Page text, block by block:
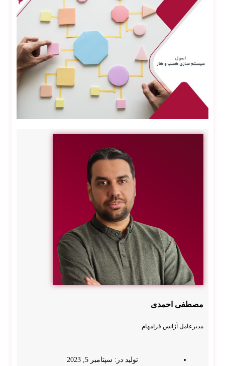
خدما
ت
سئو
تکنیک
ال
خدما
ت
سئو
خارج
ی
سئو
سای
ت
پزش
کی و
کلینی
ک
سئو
ت
شگا
مصطفی احمدی
مدیرعامل آژانس فرامهام
تولید در: سپتامبر 5, 2023